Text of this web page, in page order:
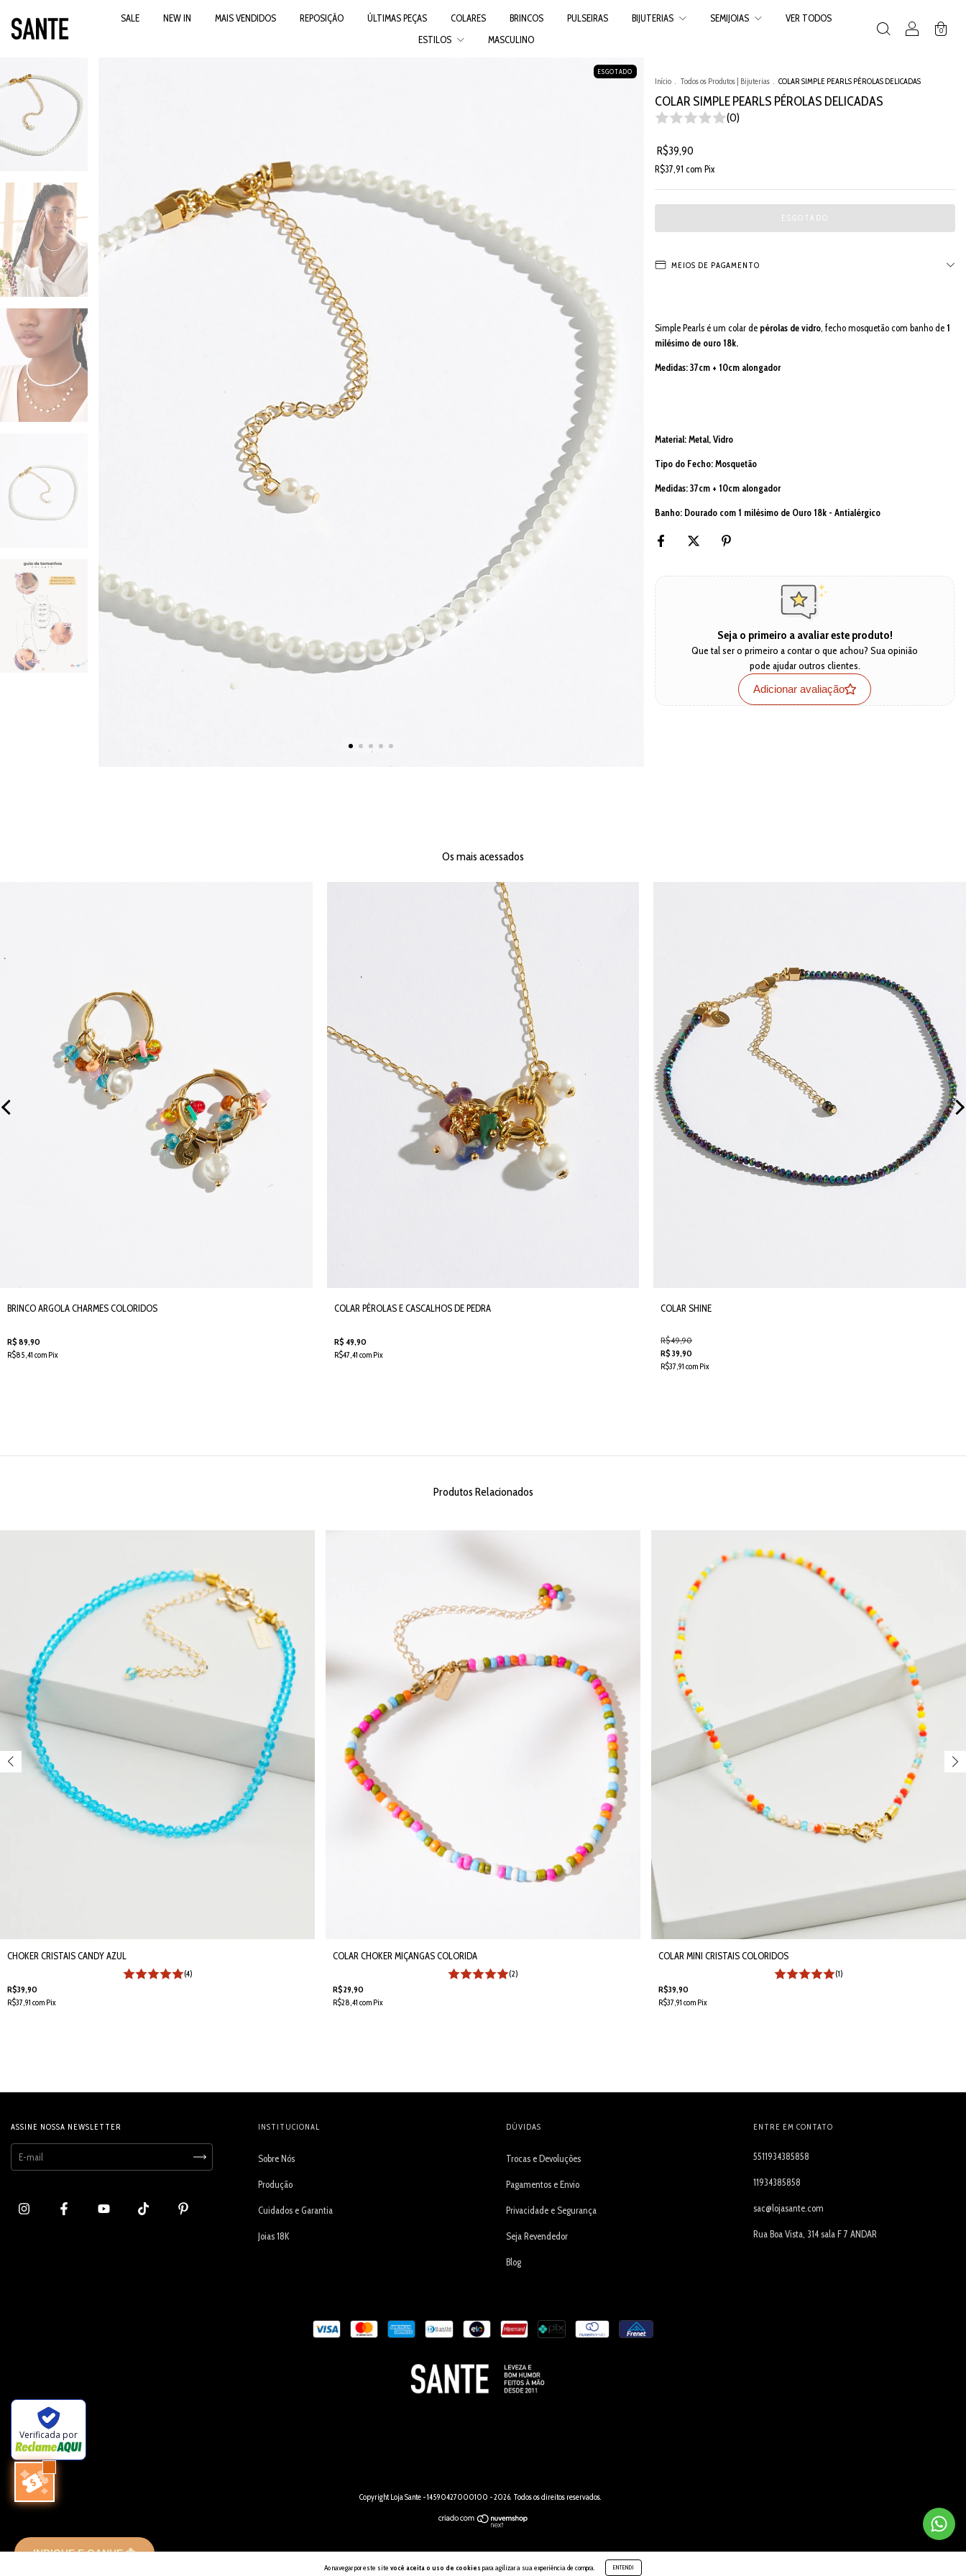
SALE NEW IN MAIS VENDIDOS REPOSIÇÃO ÚLTIMAS PEÇAS COLARES BRINCOS PULSEIRAS BIJUTERIAS SEMIJOIAS
VER TODOS
ESTILOS
MASCULINO
0
Ao navegar por este site você aceita o uso de cookies para agilizar a sua experiência de compra. ENTENDI
ESGOTADO
Início . Todos os Produtos | Bijuterias . COLAR SIMPLE PEARLS PÉROLAS DELICADAS
COLAR SIMPLE PEARLS PÉROLAS DELICADAS
(0)
R$39,90
R$37,91 com Pix
MEIOS DE PAGAMENTO
Simple Pearls é um colar de pérolas de vidro , fecho mosquetão com banho de 1
milésimo de ouro 18k.
Medidas: 37cm + 10cm alongador
Material: Metal, Vidro
Tipo do Fecho: Mosquetão
Medidas:37cm + 10cm alongador
Banho: Dourado com 1 milésimo de Ouro 18k - Antialérgico
Seja o primeiro a avaliar este produto!
Que tal ser o primeiro a contar o que achou? Sua opinião
pode ajudar outros clientes.
Adicionar avaliação
Os mais acessados
BRINCO ARGOLA CHARMES COLORIDOS
R$ 89,90
R$85,41 com Pix
COLAR PÉROLAS E CASCALHOS DE PEDRA
R$ 49,90
R$47,41 com Pix
COLAR SHINE
R$ 49,90
R$ 39,90
R$37,91 com Pix
Produtos Relacionados
CHOKER CRISTAIS CANDY AZUL
(4)
R$39,90
R$37,91 com Pix
COLAR CHOKER MIÇANGAS COLORIDA
(2)
R$29,90
R$28,41 com Pix
COLAR MINI CRISTAIS COLORIDOS
(1)
R$39,90
R$37,91 com Pix
ASSINE NOSSA NEWSLETTER INSTITUCIONAL
Sobre Nós
Produção
Cuidados e Garantia
Joias 18K
DÚVIDAS
Trocas e Devoluções
Pagamentos e Envio
Privacidade e Segurança
Seja Revendedor
Blog
ENTRE EM CONTATO
5511934385858
11934385858
sac@lojasante.com
Rua Boa Vista, 314 sala F 7 ANDAR
Verificada por
Copyright Loja Sante - 14590427000100 - 2026. Todos os direitos reservados.
INDIQUE E GANHE 🐜